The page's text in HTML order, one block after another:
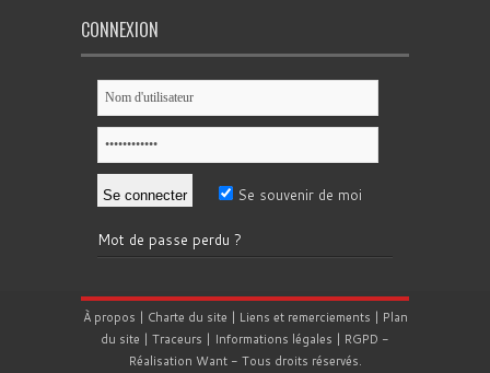
CONNEXION
Se souvenir de moi
Mot de passe perdu ?
À propos | Charte du site | Liens et remerciements | Plan
du site | Traceurs | Informations légales | RGPD -
Réalisation Want- Tous droits réservés.